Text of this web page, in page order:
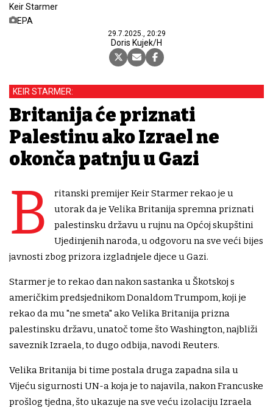
Keir Starmer
EPA
29.7.2025., 20:29
Doris Kujek/H
KEIR STARMER:
Britanija će priznati
Palestinu ako Izrael ne
okonča patnju u Gazi
B
ritanski premijer Keir Starmer rekao je u
utorak da je Velika Britanija spremna priznati
palestinsku državu u rujnu na Općoj skupštini
Ujedinjenih naroda, u odgovoru na sve veći bijes
javnosti zbog prizora izgladnjele djece u Gazi.
Starmer je to rekao dan nakon sastanka u Škotskoj s
američkim predsjednikom Donaldom Trumpom, koji je
rekao da mu "ne smeta" ako Velika Britanija prizna
palestinsku državu, unatoč tome što Washington, najbliži
saveznik Izraela, to dugo odbija, navodi Reuters.
Velika Britanija bi time postala druga zapadna sila u
Vijeću sigurnosti UN-a koja je to najavila, nakon Francuske
prošlog tjedna, što ukazuje na sve veću izolaciju Izraela